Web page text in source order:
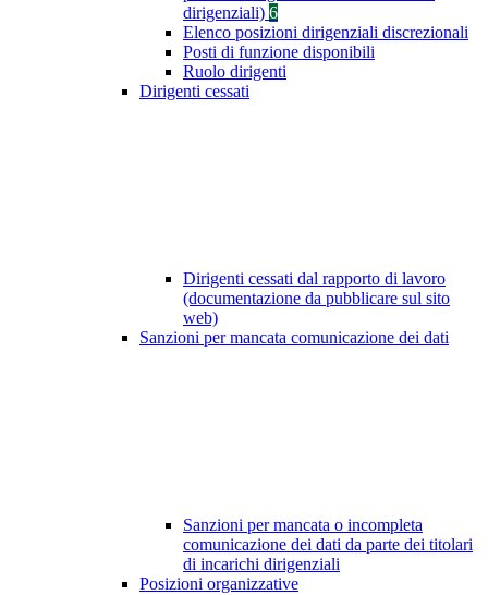
dirigenziali) 6
Elenco posizioni dirigenziali discrezionali
Posti di funzione disponibili
Ruolo dirigenti
Dirigenti cessati
Dirigenti cessati dal rapporto di lavoro
(documentazione da pubblicare sul sito
web)
Sanzioni per mancata comunicazione dei dati
Sanzioni per mancata o incompleta
comunicazione dei dati da parte dei titolari
di incarichi dirigenziali
Posizioni organizzative